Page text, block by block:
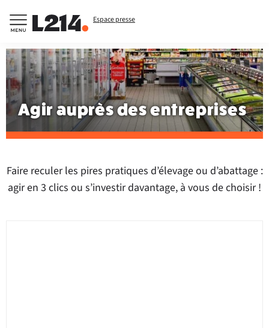
Espace presse
Agir auprès des entreprises
Faire reculer les pires pratiques d’élevage ou d’abattage :
agir en 3 clics ou s’investir davantage, à vous de choisir !